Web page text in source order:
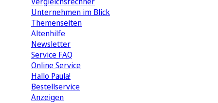
Unternehmen im Blick
Themenseiten
Altenhilfe
Newsletter
Service FAQ
Online Service
Hallo Paula!
Bestellservice
Anzeigen